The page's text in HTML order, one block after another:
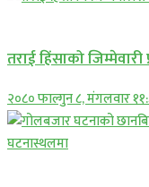
तराई हिंसाको जिम्मेवारी
२०८० फाल्गुन ८, मंगलवार